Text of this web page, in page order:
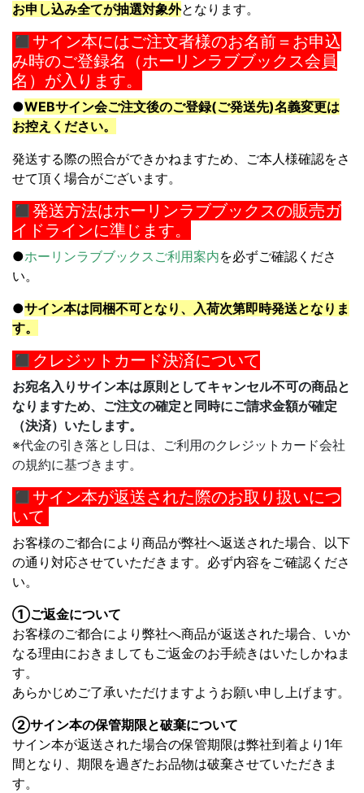
お申し込み全てが抽選対象外となります。
◼︎サイン本にはご注文者様のお名前＝お申込
み時のご登録名（ホーリンラブブックス会員
名）が入ります。
●WEBサイン会ご注文後のご登録(ご発送先)名義変更は
お控えください。
発送する際の照合ができかねますため、 ご本人様確認をさ
せて頂く場合がございます。
◼︎発送方法はホーリンラブブックスの販売ガ
イドラインに準じます。
●ホーリンラブブックスご利用案内を必ずご確認くださ
い。
●サイン本は同梱不可となり、入荷次第即時発送となりま
す。
◼︎クレジットカード決済について
お宛名入りサイン本は原則としてキャンセル不可の商品と
なりますため、ご注文の確定と同時にご請求金額が確定
（決済）いたします。
※代金の引き落とし日は、ご利用のクレジットカード会社
の規約に基づきます。
◼︎サイン本が返送された際のお取り扱いにつ
いて
お客様のご都合により商品が弊社へ返送された場合、以下
の通り対応させていただきます。必ず内容をご確認くださ
い。
①ご返金について
お客様のご都合により弊社へ商品が返送された場合、いか
なる理由におきましてもご返金のお手続きはいたしかねま
す。
あらかじめご了承いただけますようお願い申し上げます。
②サイン本の保管期限と破棄について
サイン本が返送された場合の保管期限は弊社到着より1年
間となり、期限を過ぎたお品物は破棄させていただきま
す。